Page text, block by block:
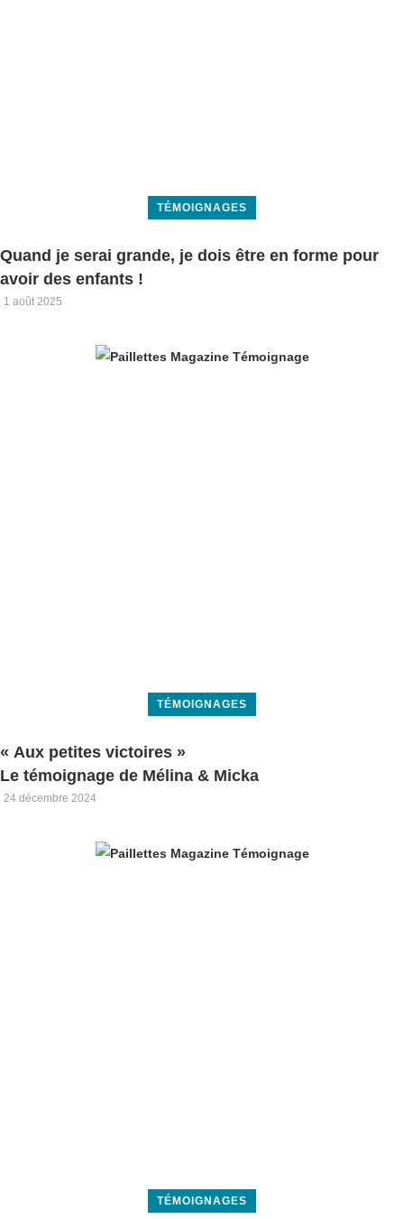
TÉMOIGNAGES
Quand je serai grande, je dois être en forme pour
avoir des enfants !
1 août 2025
TÉMOIGNAGES
« Aux petites victoires »
Le témoignage de Mélina & Micka
24 décembre 2024
TÉMOIGNAGES